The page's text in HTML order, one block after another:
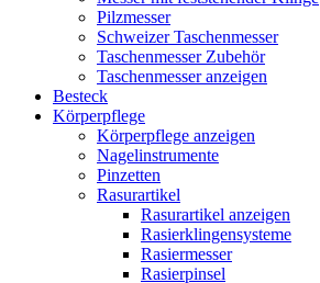
Pilzmesser
Schweizer Taschenmesser
Taschenmesser Zubehör
Taschenmesser anzeigen
Besteck
Körperpflege
Körperpflege anzeigen
Nagelinstrumente
Pinzetten
Rasurartikel
Rasurartikel anzeigen
Rasierklingensysteme
Rasiermesser
Rasierpinsel